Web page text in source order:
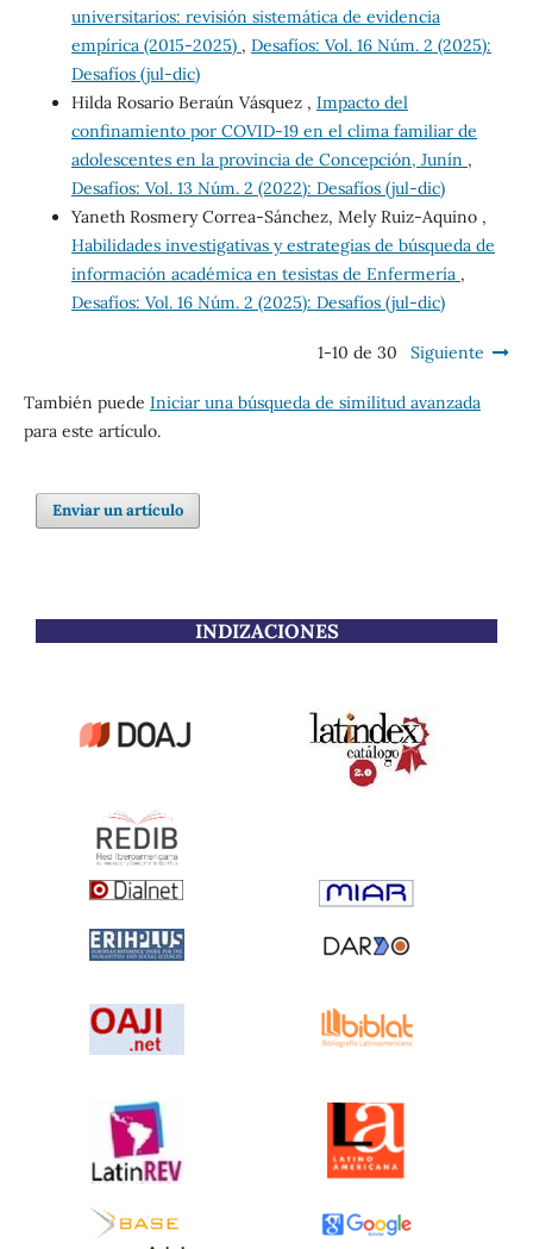
universitarios: revisión sistemática de evidencia
empírica (2015-2025) , Desafíos: Vol. 16 Núm. 2 (2025):
Desafíos (jul-dic)
Hilda Rosario Beraún Vásquez , Impacto del
confinamiento por COVID-19 en el clima familiar de
adolescentes en la provincia de Concepción, Junín ,
Desafíos: Vol. 13 Núm. 2 (2022): Desafíos (jul-dic)
Yaneth Rosmery Correa-Sánchez, Mely Ruiz-Aquino ,
Habilidades investigativas y estrategias de búsqueda de
información académica en tesistas de Enfermería ,
Desafíos: Vol. 16 Núm. 2 (2025): Desafíos (jul-dic)
1-10 de 30 Siguiente
También puede Iniciar una búsqueda de similitud avanzada
para este artículo.
Enviar un artículo
INDIZACIONES